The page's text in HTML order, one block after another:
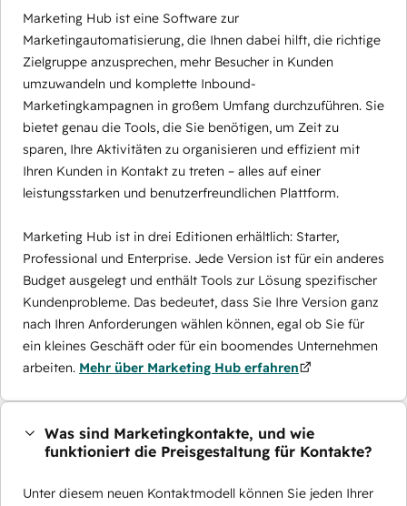
Marketing Hub ist eine Software zur
Marketingautomatisierung, die Ihnen dabei hilft, die richtige
Zielgruppe anzusprechen, mehr Besucher in Kunden
umzuwandeln und komplette Inbound-
Marketingkampagnen in großem Umfang durchzuführen. Sie
bietet genau die Tools, die Sie benötigen, um Zeit zu
sparen, Ihre Aktivitäten zu organisieren und effizient mit
Ihren Kunden in Kontakt zu treten – alles auf einer
leistungsstarken und benutzerfreundlichen Plattform.
Marketing Hub ist in drei Editionen erhältlich: Starter,
Professional und Enterprise. Jede Version ist für ein anderes
Budget ausgelegt und enthält Tools zur Lösung spezifischer
Kundenprobleme. Das bedeutet, dass Sie Ihre Version ganz
nach Ihren Anforderungen wählen können, egal ob Sie für
ein kleines Geschäft oder für ein boomendes Unternehmen
arbeiten. Mehr über Marketing Hub erfahren
Was sind Marketingkontakte, und wie
funktioniert die Preisgestaltung für Kontakte?
Unter diesem neuen Kontaktmodell können Sie jeden Ihrer